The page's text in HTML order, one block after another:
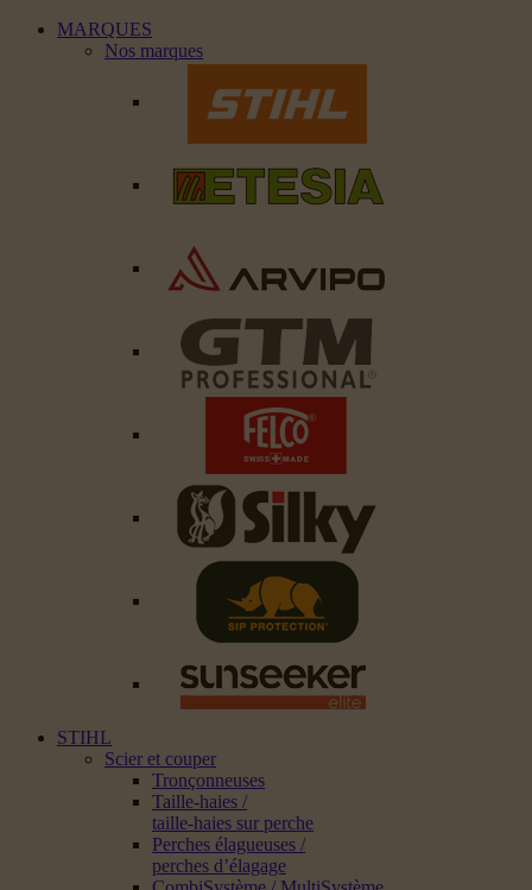
MARQUES
Nos marques
STIHL
Scier et couper
Tronçonneuses
Taille-haies /
taille-haies sur perche
Perches élagueuses /
perches d’élagage